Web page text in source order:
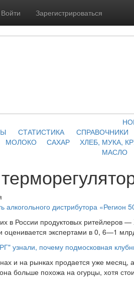
Войти Зарегистрироваться
СТАТИСТИКА
СПРАВОЧНИКИ
МОЛОКО САХАР
ХЛЕБ, МУКА,
МАСЛО
алкогольного дистрибутора «Регион
в России продуктовых ритейлеров
оценивается экспертами в 0, 6—1
узнали, почему подмосковная
и на рынках продается уже
больше похожа на огурцы, хотя